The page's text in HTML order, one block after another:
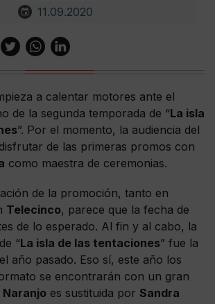
11.09.2020
a calentar motores ante el
de la segunda temporada de “La isla
”. Por el momento, la audiencia del
de las primeras promos con
como maestra de ceremonias.
de la promoción, tanto en
Telecinco, parece que la fecha de
de lo esperado. Al fin y al cabo, la
“La isla de las tentaciones” fue la
año pasado. Eso sí, este año los
se encontrarán con un gran
es sustituida por Sandra